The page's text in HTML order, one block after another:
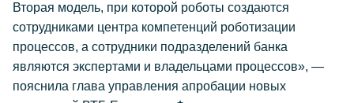
Вторая модель, при которой роботы создаются
сотрудниками центра компетенций роботизации
процессов, а сотрудники подразделений банка
являются экспертами и владельцами процессов», —
пояснила глава управления апробации новых